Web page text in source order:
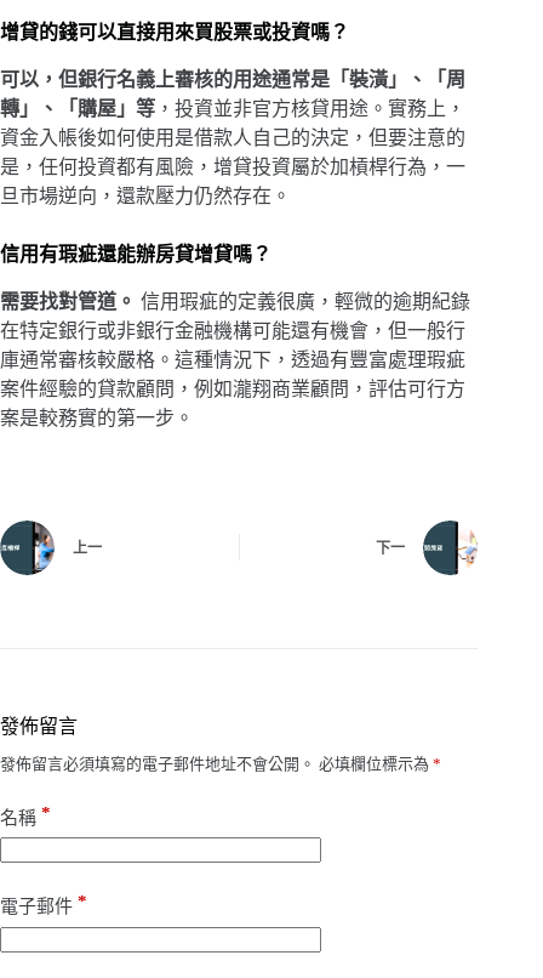
增貸的錢可以直接用來買股票或投資嗎？
可以，但銀行名義上審核的用途通常是「裝潢」、「周
轉」、「購屋」等 ，投資並非官方核貸用途。實務上，
資金入帳後如何使用是借款人自己的決定，但要注意的
是，任何投資都有風險，增貸投資屬於加槓桿行為，一
旦市場逆向，還款壓力仍然存在。
信用有瑕疵還能辦房貸增貸嗎？
需要找對管道。 信用瑕疵的定義很廣，輕微的逾期紀錄
在特定銀行或非銀行金融機構可能還有機會，但一般行
庫通常審核較嚴格。這種情況下，透過有豐富處理瑕疵
案件經驗的貸款顧問，例如瀧翔商業顧問，評估可行方
案是較務實的第一步。
上一 下一
發佈留言
發佈留言必須填寫的電子郵件地址不會公開。 必填欄位標示為 *
名稱 *
電子郵件 *